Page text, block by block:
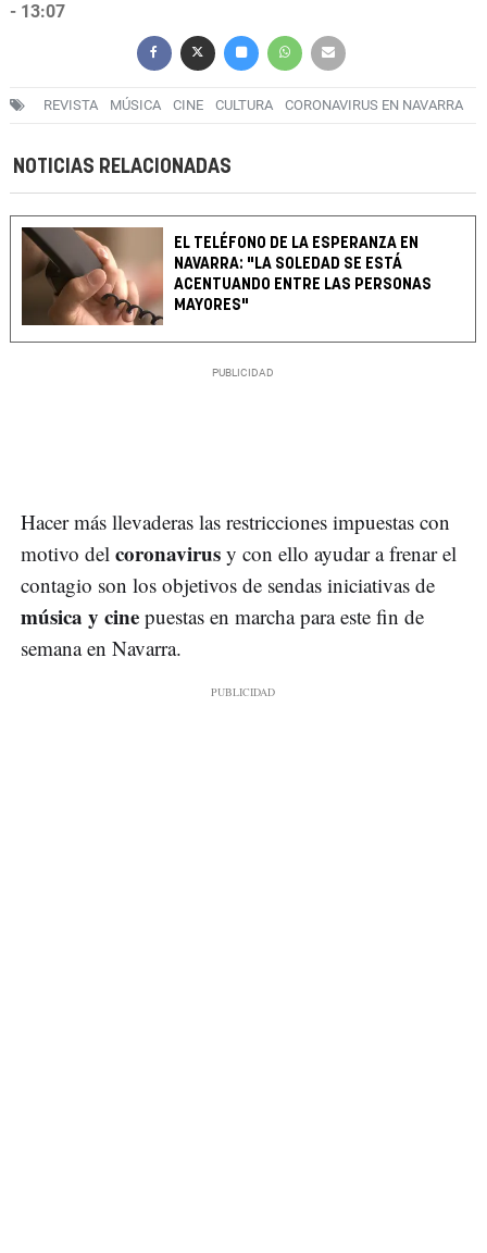
- 13:07
REVISTA MÚSICA CINE CULTURA CORONAVIRUS EN NAVARRA
NOTICIAS RELACIONADAS
EL TELÉFONO DE LA ESPERANZA EN
NAVARRA: "LA SOLEDAD SE ESTÁ
ACENTUANDO ENTRE LAS PERSONAS
MAYORES"
Hacer más llevaderas las restricciones impuestas con
motivo del coronavirus y con ello ayudar a frenar el
contagio son los objetivos de sendas iniciativas de
música y cine puestas en marcha para este fin de
semana en Navarra.